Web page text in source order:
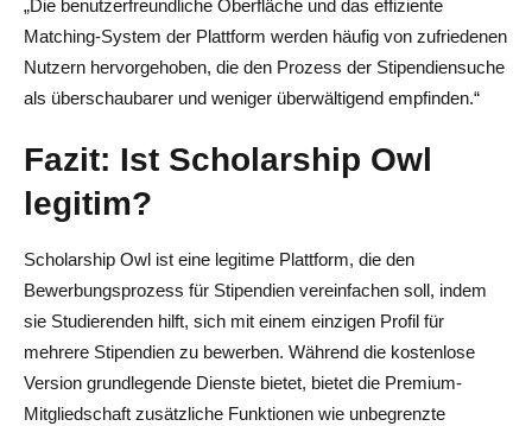
„Die benutzerfreundliche Oberfläche und das effiziente
Matching-System der Plattform werden häufig von zufriedenen
Nutzern hervorgehoben, die den Prozess der Stipendiensuche
als überschaubarer und weniger überwältigend empfinden.“
Fazit: Ist Scholarship Owl
legitim?
Scholarship Owl ist eine legitime Plattform, die den
Bewerbungsprozess für Stipendien vereinfachen soll, indem
sie Studierenden hilft, sich mit einem einzigen Profil für
mehrere Stipendien zu bewerben. Während die kostenlose
Version grundlegende Dienste bietet, bietet die Premium-
Mitgliedschaft zusätzliche Funktionen wie unbegrenzte